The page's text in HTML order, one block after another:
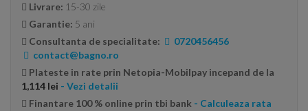
Livrare: 15-30 zile
Garantie: 5 ani
Consultanta de specialitate:
0720456456
contact@bagno.ro
Plateste in rate prin Netopia-Mobilpay incepand de la
1,114 lei - Vezi detalii
Finantare 100 % online prin tbi bank - Calculeaza rata